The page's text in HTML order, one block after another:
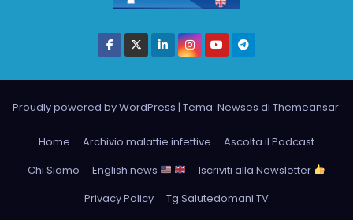
Proudly powered by WordPress | Tema: Newses di Themeansar.
Home Archivio malattie infettive
Ascolta il Podcast
Chi Siamo
English news
Iscriviti alla Newsletter
Privacy Policy
Tg Salutedomani TV